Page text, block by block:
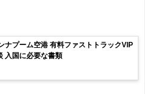
ナプーム空港 有料ファストトラックVIP
入国に必要な書類